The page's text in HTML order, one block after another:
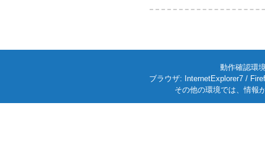
動作確認環
ブラウザ: InternetExplorer7 /
その他の環境では、情報